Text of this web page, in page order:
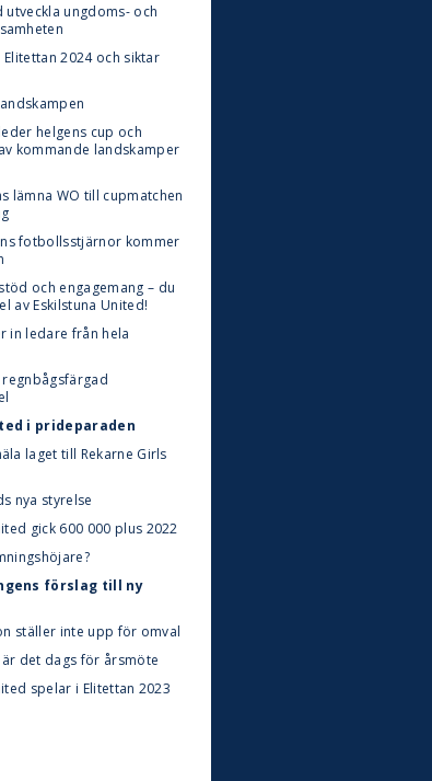
utveckla ungdoms- och
2024 och siktar
helgens cup och
kommande landskamper
lämna WO till cupmatchen
fotbollsstjärnor kommer
och engagemang – du
av Eskilstuna United!
in ledare från hela
i prideparaden
laget till Rekarne Girls
nya styrelse
gick 600 000 plus 2022
förslag till ny
ställer inte upp för omval
är det dags för årsmöte
spelar i Elitettan 2023